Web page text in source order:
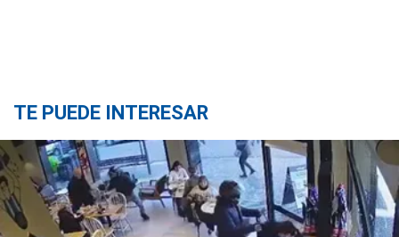
TE PUEDE INTERESAR